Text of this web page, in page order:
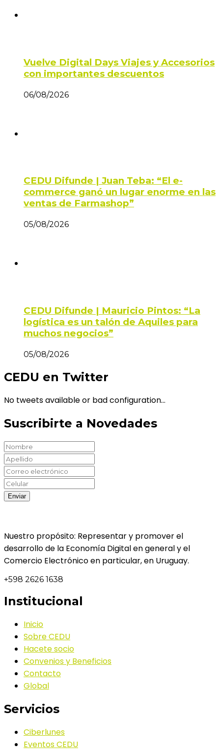
Vuelve Digital Days Viajes y Accesorios
con importantes descuentos
06/08/2026
CEDU Difunde | Juan Teba: “El e-
commerce ganó un lugar enorme en las
ventas de Farmashop”
05/08/2026
CEDU Difunde | Mauricio Pintos: “La
logística es un talón de Aquiles para
muchos negocios”
05/08/2026
CEDU en Twitter
No tweets available or bad configuration...
Suscribirte a Novedades
Nuestro propósito: Representar y promover el
desarrollo de la Economía Digital en general y el
Comercio Electrónico en particular, en Uruguay.
+598 2626 1638
Institucional
Inicio
Sobre CEDU
Hacete socio
Convenios y Beneficios
Contacto
Global
Servicios
Ciberlunes
Eventos CEDU